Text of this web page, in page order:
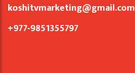
koshitvmarketing@gmail.com
+977-9851355797